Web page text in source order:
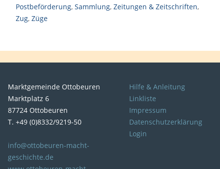
Postbeförderung, Sammlung, Zeitungen & Zeitschriften,
Zug, Züge
Marktgemeinde Ottobeuren
Marktplatz 6
87724 Ottobeuren
T. +49 (0)8332/9219-50
info@ottobeuren-macht-
geschichte.de
Hilfe & Anleitung
Linkliste
Impressum
Datenschutzerklärung
Login